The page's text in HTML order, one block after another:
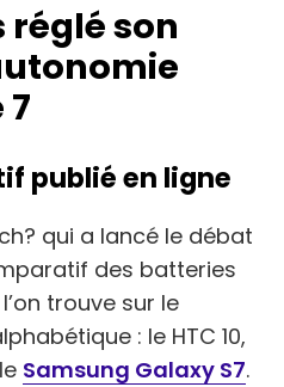
réglé son
publié en ligne
qui a lancé le débat
des batteries
trouve sur le
: le HTC 10,
Samsung Galaxy S7.